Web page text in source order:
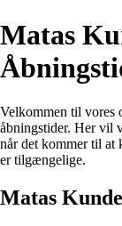
Matas
Velkommen til vores
åbningstider. Her vil
når det kommer til at
er tilgængelige.
Matas